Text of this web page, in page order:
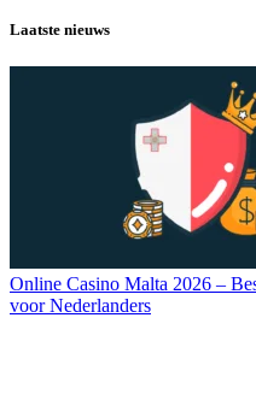
Laatste nieuws
Online Casino Malta 2026 –
voor Nederlanders